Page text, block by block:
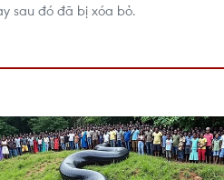
sau đó đã bị xóa bỏ.